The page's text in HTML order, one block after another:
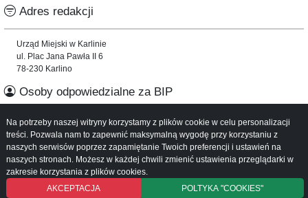
Adres redakcji
Urząd Miejski w Karlinie
ul. Plac Jana Pawła II 6
78-230 Karlino
Osoby odpowiedzialne za BIP
Informacje o serwisie
Mapa serwisu
Instrukcja obsługi
Na potrzeby naszej witryny korzystamy z plików cookie w celu personalizacji
treści. Pozwala nam to zapewnić maksymalną wygodę przy korzystaniu z
naszych serwisów poprzez zapamiętanie Twoich preferencji i ustawień na
naszych stronach. Możesz w każdej chwili zmienić ustawienia przeglądarki w
zakresie korzystania z plików cookies.
AKCEPTACJA
POLTYKA "COOKIES"